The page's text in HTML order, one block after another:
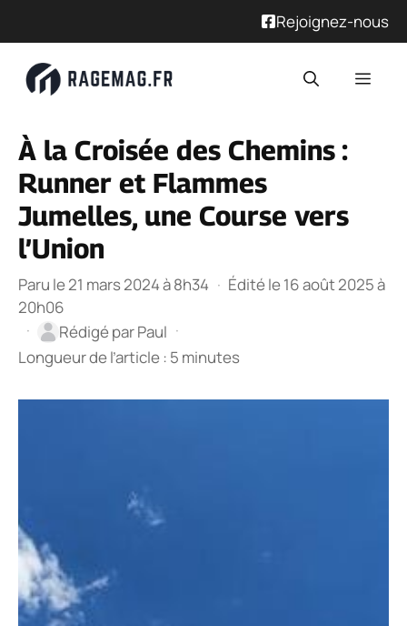
Rejoignez-nous
À la Croisée des Chemins :
Runner et Flammes
Jumelles, une Course vers
l’Union
Paru le 21 mars 2024 à 8h34 · Édité le 16 août 2025 à
20h06
·
Rédigé parPaul ·
Longueur de l’article : 5 minutes